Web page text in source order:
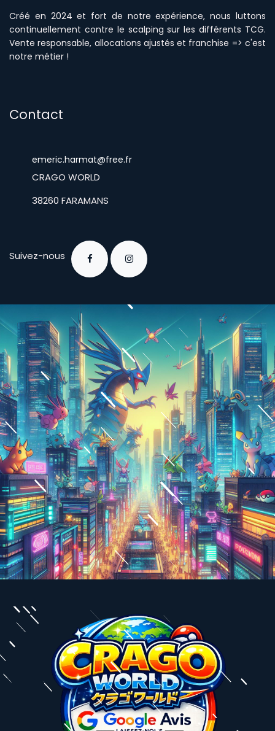
Créé en 2024 et fort de notre expérience, nous luttons
continuellement contre le scalping sur les différents TCG.
Vente responsable, allocations ajustés et franchise => c'est
notre métier !
Contact
emeric.harmat@free.fr
​CRAGO WORLD
​38260 FARAMANS
Suivez-nous